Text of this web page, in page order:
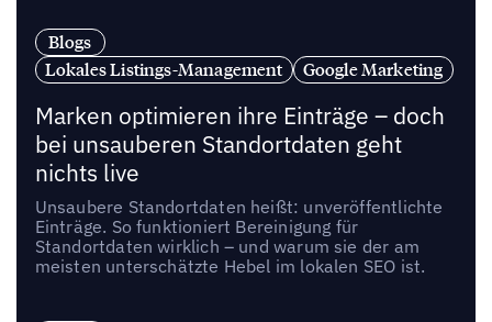
Blogs
Lokales Listings-Management
Google Marketing
Marken optimieren ihre Einträge – doch
bei unsauberen Standortdaten geht
nichts live
Unsaubere Standortdaten heißt: unveröffentlichte
Einträge. So funktioniert Bereinigung für
Standortdaten wirklich – und warum sie der am
meisten unterschätzte Hebel im lokalen SEO ist.